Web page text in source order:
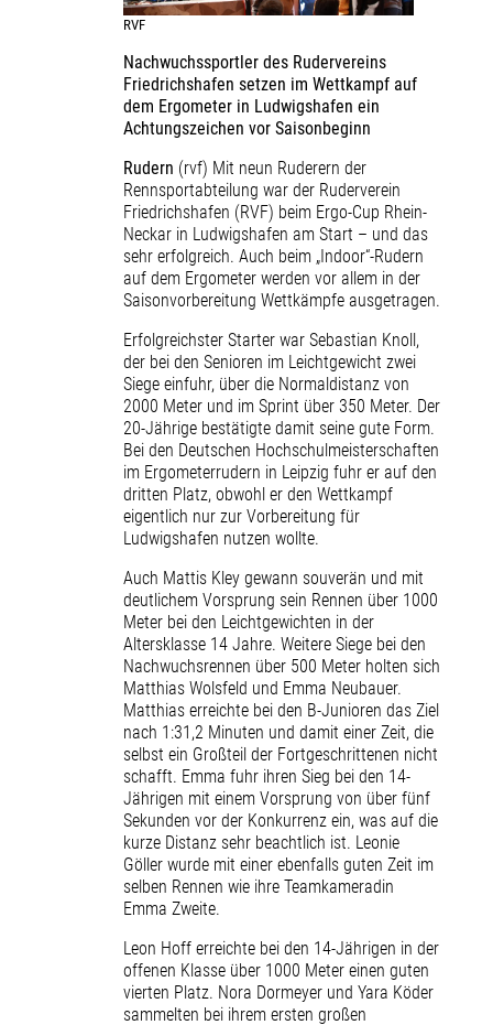
RVF
Nachwuchssportler des Rudervereins
Friedrichshafen setzen im Wettkampf auf
dem Ergometer in Ludwigshafen ein
Achtungszeichen vor Saisonbeginn
Rudern (rvf) Mit neun Ruderern der
Rennsportabteilung war der Ruderverein
Friedrichshafen (RVF) beim Ergo-Cup Rhein-
Neckar in Ludwigshafen am Start – und das
sehr erfolgreich. Auch beim „Indoor“-Rudern
auf dem Ergometer werden vor allem in der
Saisonvorbereitung Wettkämpfe ausgetragen.
Erfolgreichster Starter war Sebastian Knoll,
der bei den Senioren im Leichtgewicht zwei
Siege einfuhr, über die Normaldistanz von
2000 Meter und im Sprint über 350 Meter. Der
20-Jährige bestätigte damit seine gute Form.
Bei den Deutschen Hochschulmeisterschaften
im Ergometerrudern in Leipzig fuhr er auf den
dritten Platz, obwohl er den Wettkampf
eigentlich nur zur Vorbereitung für
Ludwigshafen nutzen wollte.
Auch Mattis Kley gewann souverän und mit
deutlichem Vorsprung sein Rennen über 1000
Meter bei den Leichtgewichten in der
Altersklasse 14 Jahre. Weitere Siege bei den
Nachwuchsrennen über 500 Meter holten sich
Matthias Wolsfeld und Emma Neubauer.
Matthias erreichte bei den B-Junioren das Ziel
nach 1:31,2 Minuten und damit einer Zeit, die
selbst ein Großteil der Fortgeschrittenen nicht
schafft. Emma fuhr ihren Sieg bei den 14-
Jährigen mit einem Vorsprung von über fünf
Sekunden vor der Konkurrenz ein, was auf die
kurze Distanz sehr beachtlich ist. Leonie
Göller wurde mit einer ebenfalls guten Zeit im
selben Rennen wie ihre Teamkameradin
Emma Zweite.
Leon Hoff erreichte bei den 14-Jährigen in der
offenen Klasse über 1000 Meter einen guten
vierten Platz. Nora Dormeyer und Yara Köder
sammelten bei ihrem ersten großen